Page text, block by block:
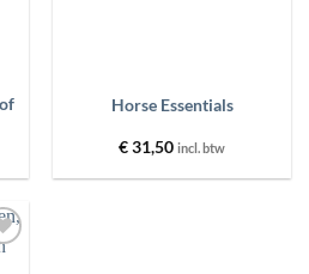
Horse Essentials
€31,50 incl. btw